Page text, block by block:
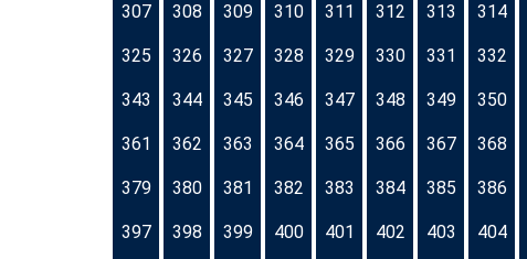
307 308 309 310 311 312 313 314
325 326 327 328 329 330 331 332
343 344 345 346 347 348 349 350
361 362 363 364 365 366 367 368
379 380 381 382 383 384 385 386
397 398 399 400 401 402 403 404